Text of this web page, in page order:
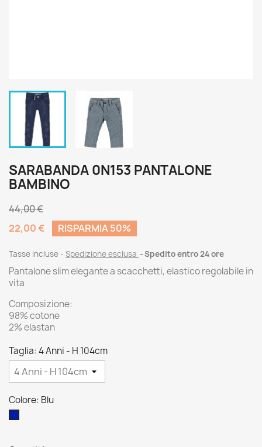
SARABANDA 0N153 PANTALONE
BAMBINO
44,00 €
22,00 €
RISPARMIA 50%
Tasse incluse Spedizione esclusa Spedito entro 24 ore
Pantalone slim elegante a scacchetti, elastico regolabile in
vita
Composizione:
98% cotone
2% elastan
Taglia: 4 Anni - H 104cm
Colore: Blu